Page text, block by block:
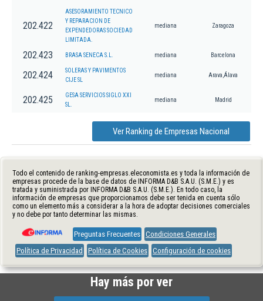
202.422
ASESORAMIENTO TECNICO
Y REPARACION DE
EXPENDEDORAS SOCIEDAD
LIMITADA.
mediana Zaragoza
202.423 BRASA SENECA S.L. mediana Barcelona
202.424
SOLERAS Y PAVIMENTOS
CIJE SL
mediana Arava,Álava
202.425
GESA SERVICIOS SIGLO XXI
SL.
mediana Madrid
Ver Ranking de Empresas Nacional
Todo el contenido de ranking-empresas.eleconomista.es y toda la información de
empresas procede de la base de datos de INFORMA D&B S.A.U. (S.M.E.) y es
tratada y suministrada por INFORMA D&B S.A.U. (S.M.E.). En todo caso, la
información de empresas que proporcionamos debe ser tenida en cuenta sólo
como un elemento más a considerar a la hora de adoptar decisiones comerciales
y no debe por tanto determinar las mismas.
Preguntas Frecuentes Condiciones Generales
Política de Privacidad
Política de Cookies Configuración de cookies
Hay más por ver